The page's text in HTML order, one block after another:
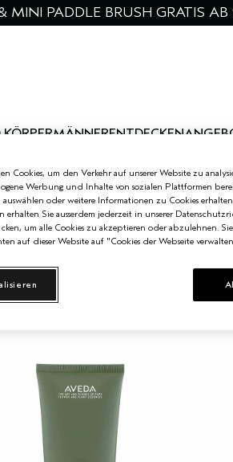
PADDLE BRUSH GRATIS
MÄNNERENTDECKEN
Cookies, um den Verkehr auf unserer Website zu
Werbung und Inhalte von sozialen Plattformen
auswählen oder weitere Informationen zu Cookies
erhalten Sie ausserdem jederzeit in unserer
um alle Cookies zu akzeptieren oder abzulehnen.
auf dieser Website auf "Cookies der Webseite